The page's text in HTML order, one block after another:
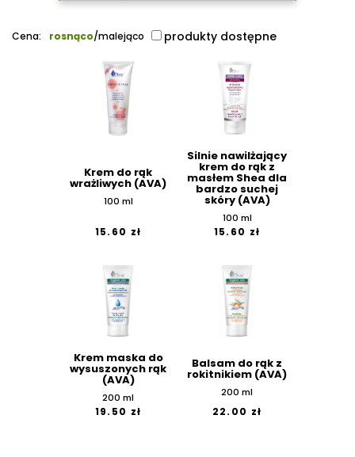
Cena: rosnąco/malejąco produkty dostępne
Krem do rąk
wrażliwych (AVA)
100 ml
15.60 zł
Silnie nawilżający
krem do rąk z
masłem Shea dla
bardzo suchej
skóry (AVA)
100 ml
15.60 zł
Krem maska do
wysuszonych rąk
(AVA)
200 ml
19.50 zł
Balsam do rąk z
rokitnikiem (AVA)
200 ml
22.00 zł